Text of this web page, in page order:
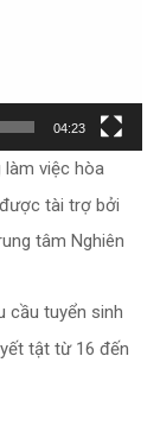
04:23
làm việc hòa
tài trợ bởi
tâm Nghiên
cầu tuyển sinh
tật từ 16 đến